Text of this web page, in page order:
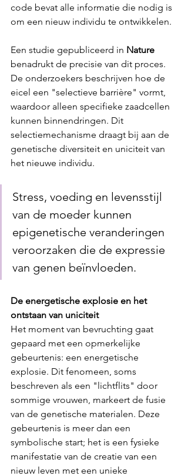
code bevat alle informatie die nodig is
om een nieuw individu te ontwikkelen.
Een studie gepubliceerd in Nature
benadrukt de precisie van dit proces.
De onderzoekers beschrijven hoe de
eicel een "selectieve barrière" vormt,
waardoor alleen specifieke zaadcellen
kunnen binnendringen. Dit
selectiemechanisme draagt bij aan de
genetische diversiteit en uniciteit van
het nieuwe individu.
Stress, voeding en levensstijl
van de moeder kunnen
epigenetische veranderingen
veroorzaken die de expressie
van genen beïnvloeden.
De energetische explosie en het
ontstaan van uniciteit
Het moment van bevruchting gaat
gepaard met een opmerkelijke
gebeurtenis: een energetische
explosie. Dit fenomeen, soms
beschreven als een "lichtflits" door
sommige vrouwen, markeert de fusie
van de genetische materialen. Deze
gebeurtenis is meer dan een
symbolische start; het is een fysieke
manifestatie van de creatie van een
nieuw leven met een unieke